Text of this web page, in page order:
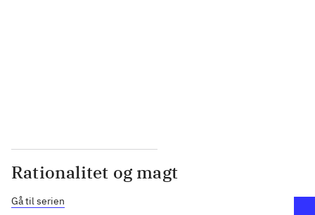
Rationalitet og magt
Gå til serien